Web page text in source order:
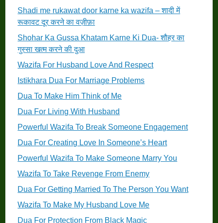
Shadi me rukawat door karne ka wazifa – शादी में
रूकावट दूर करने का वज़ीफ़ा
Shohar Ka Gussa Khatam Karne Ki Dua- शौहर का
गुस्सा खत्म करने की दुआ
Wazifa For Husband Love And Respect
Istikhara Dua For Marriage Problems
Dua To Make Him Think of Me
Dua For Living With Husband
Powerful Wazifa To Break Someone Engagement
Dua For Creating Love In Someone’s Heart
Powerful Wazifa To Make Someone Marry You
Wazifa To Take Revenge From Enemy
Dua For Getting Married To The Person You Want
Wazifa To Make My Husband Love Me
Dua For Protection From Black Magic